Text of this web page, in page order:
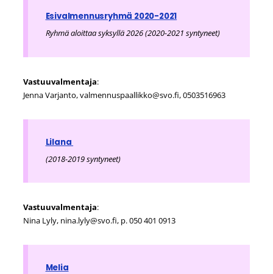
Esivalmennusryhmä 2020-2021
Ryhmä aloittaa syksyllä 2026 (2020-2021 syntyneet)
Vastuuvalmentaja:
Jenna Varjanto, valmennuspaallikko@svo.fi, 0503516963
Lilana
(2018-2019 syntyneet)
Vastuuvalmentaja:
Nina Lyly, nina.lyly@svo.fi, p. 050 401 0913
Melia